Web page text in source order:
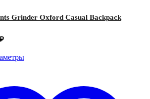
Grinder Oxford Casual Backpack
₽